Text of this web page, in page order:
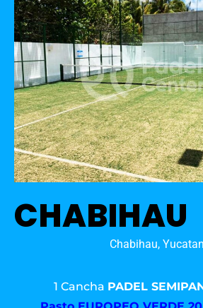
CHABIHAU
Chabihau, Yucatan
1 Cancha PADEL